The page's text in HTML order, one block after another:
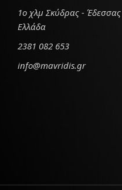
1ο χλμ Σκύδρας - Έδεσσας
Ελλάδα
2381 082 653
info@mavridis.gr